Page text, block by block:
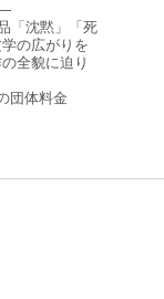
―
「沈黙」「死
の広がりを
全貌に迫り
団体料金